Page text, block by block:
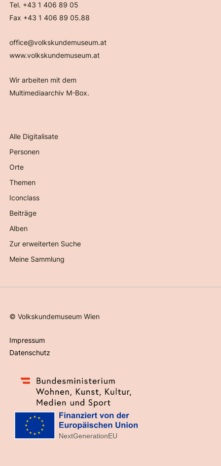
Tel. +43 1 406 89 05
Fax +43 1 406 89 05.88
office@volkskundemuseum.at
www.volkskundemuseum.at
Wir arbeiten mit dem
Multimediaarchiv M-Box.
Alle Digitalisate
Personen
Orte
Themen
Iconclass
Beiträge
Alben
Zur erweiterten Suche
Meine Sammlung
©Volkskundemuseum Wien
Impressum
Datenschutz